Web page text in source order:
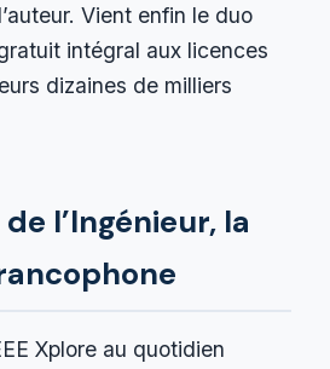
Vient enfin le duo
intégral aux licences
dizaines de milliers
l’Ingénieur, la
Xplore au quotidien